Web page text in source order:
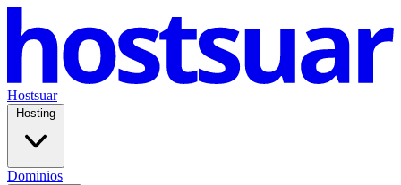
Hostsuar
Hosting
Dominios